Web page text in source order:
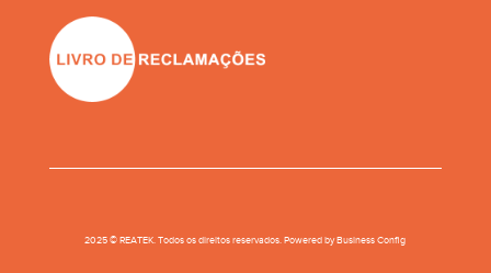
2025 © REATEK. Todos os direitos reservados. Powered byBusiness Conﬁg